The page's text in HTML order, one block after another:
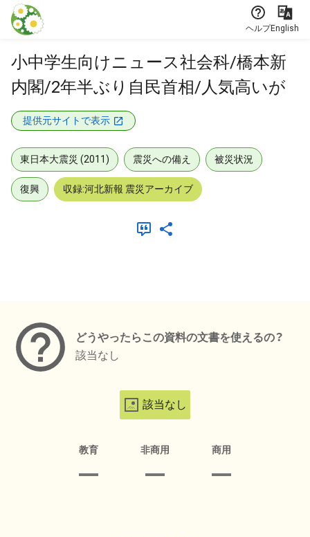
本文に飛ぶ
ヘルプEnglish
小中学生向けニュース社会科/橋本新
内閣/2年半ぶり自民首相/人気高いが
提供元サイトで表示
東日本大震災 (2011) 震災への備え 被災状況
復興 収録:河北新報 震災アーカイブ
どうやったらこの資料の文書を使えるの？
該当なし
該当なし
教育 非商用 商用